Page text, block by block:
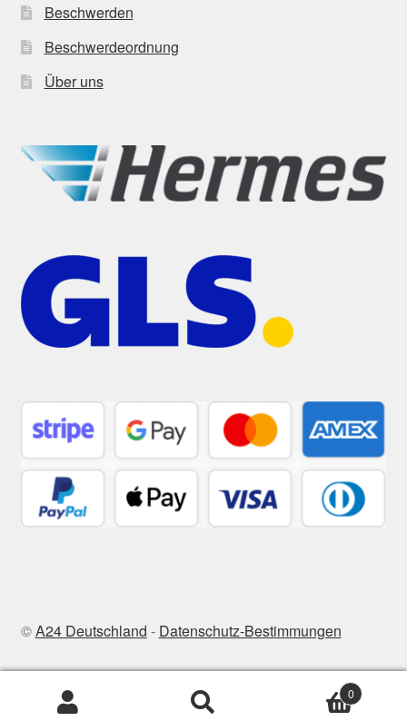
Beschwerden
Beschwerdeordnung
Über uns
©A24 Deutschland - Datenschutz-Bestimmungen
Suchen
0